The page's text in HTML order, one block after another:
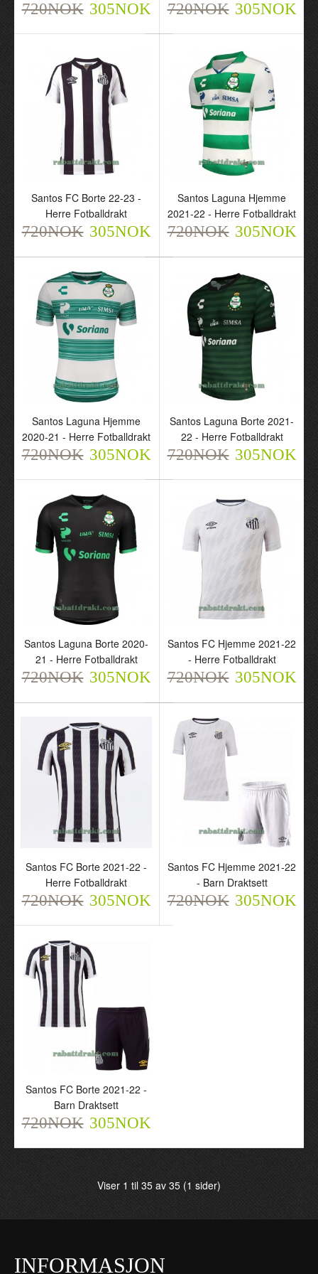
- Herre Fotballdrakt
720NOK 305NOK
23 - Herre Fotballdrakt
720NOK 305NOK
Santos FC Borte 22-23 -
Herre Fotballdrakt
720NOK 305NOK
Santos Laguna Hjemme
2021-22 - Herre
Fotballdrakt
720NOK 305NOK
Santos Laguna Hjemme
Fotballdrakt
720NOK 305NOK
Santos Laguna Borte
Fotballdrakt
720NOK
Santos Laguna Borte
720NOK
Santos FC Hjemme
- Herre Fotballdrakt
720NOK 305NOK
2021-22 - Barn Draktsett
720NOK 305NOK
720NOK 305NOK 720NOK 305NOK
Santos FC Borte 22-23 -
Herre Fotballdrakt
720NOK 305NOK
Santos Laguna Hjemme
2021-22 - Herre Fotballdrakt
720NOK 305NOK
Santos Laguna Hjemme
2020-21 - Herre Fotballdrakt
720NOK 305NOK
Santos Laguna Borte 2021-
22 - Herre Fotballdrakt
720NOK 305NOK
Santos Laguna Borte 2020-
21 - Herre Fotballdrakt
720NOK 305NOK
Santos FC Hjemme 2021-22
- Herre Fotballdrakt
720NOK 305NOK
Santos FC Borte 2021-22 -
Herre Fotballdrakt
720NOK 305NOK
Santos FC Hjemme 2021-22
- Barn Draktsett
720NOK 305NOK
Santos FC Borte 2021-22 -
Barn Draktsett
720NOK 305NOK
Viser 1 til 35 av 35 (1 sider)
INFORMASJON